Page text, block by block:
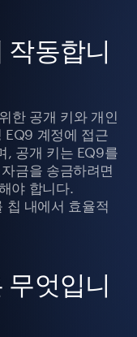
작동합니
한 공개 키와 개인
계정에 접근
, 공개 키는 EQ9를
금을 송금하려면
야 합니다.
내에서 효율적
무엇입니